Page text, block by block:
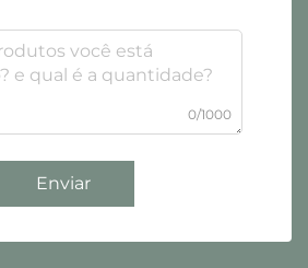
0/1000
Enviar